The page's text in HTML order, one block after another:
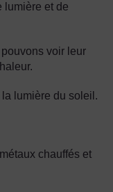
lumière et de
voir leur
lumière du soleil.
chauffés et